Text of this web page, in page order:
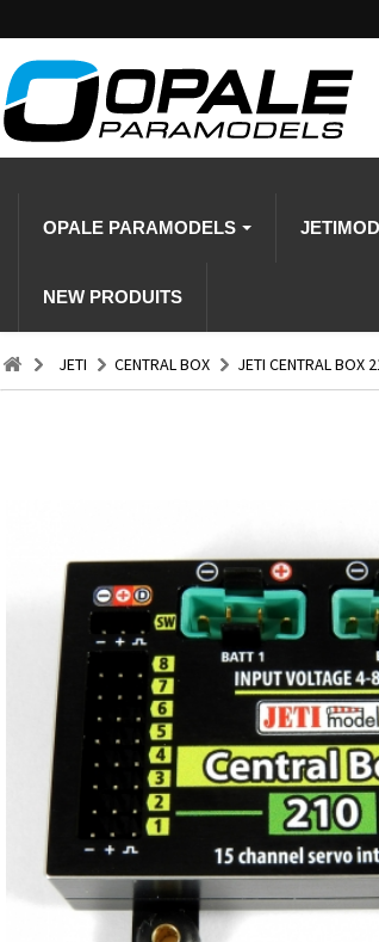
OPALE PARAMODELS
NEW PRODUITS
JETI CENTRAL BOX JETI CENTRAL BOX